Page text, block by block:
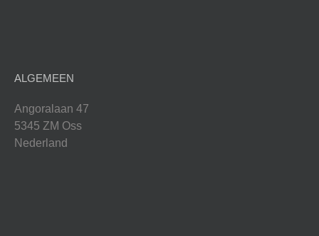
ALGEMEEN
Angoralaan 47
5345 ZM Oss
Nederland